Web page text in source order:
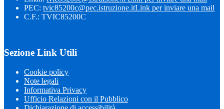
PEC: tvic85200c@pec.istruzione.itLink per inviare una mail
C.F.: TVIC85200C
Sezione Link Utili
Cookie policy
Note legali
Informativa Privacy
Ufficio Relazioni con il Pubblico